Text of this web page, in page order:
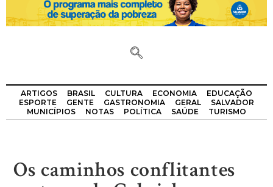
ARTIGOS BRASIL CULTURA ECONOMIA
EDUCAÇÃO
ESPORTE
GENTE GASTRONOMIA GERAL
SALVADOR
MUNICÍPIOS
NOTAS POLÍTICA SAÚDE TURISMO
Os caminhos conflitantes